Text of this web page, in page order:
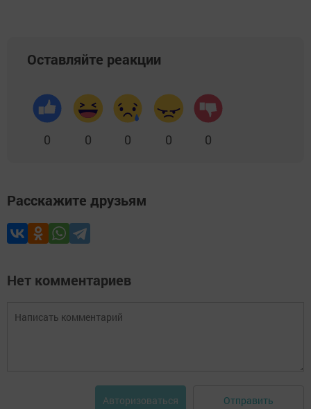
Оставляйте реакции
0 0 0 0 0
Расскажите друзьям
Нет комментариев
Авторизоваться Отправить